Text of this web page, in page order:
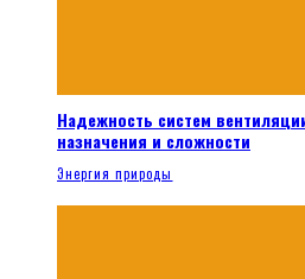
Надежность систем
назначения и сложности
Энергия природы